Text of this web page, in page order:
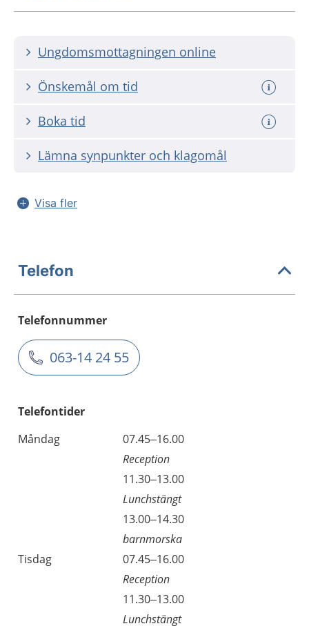
Ungdomsmottagningen online
Önskemål om tid
Boka tid
Lämna synpunkter och klagomål
Visa fler
Telefon
Telefonnummer
063-14 24 55
Telefontider
Måndag
07.45–16.00
Reception
11.30–13.00
Lunchstängt
13.00–14.30
barnmorska
Tisdag
07.45–16.00
Reception
11.30–13.00
Lunchstängt